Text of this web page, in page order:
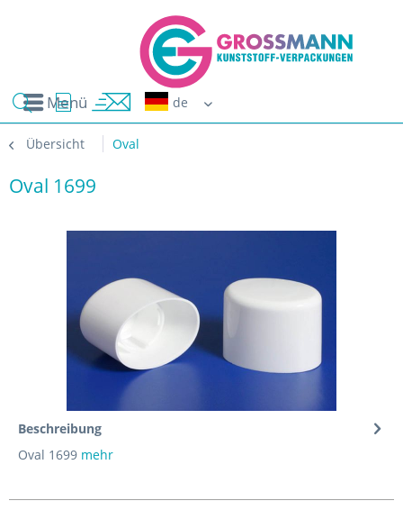
Menü
Übersicht Oval
Oval 1699
Beschreibung
Oval 1699 mehr